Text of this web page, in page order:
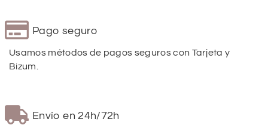
Pago seguro
Usamos métodos de pagos seguros con Tarjeta y
Bizum.
Envío en 24h/72h